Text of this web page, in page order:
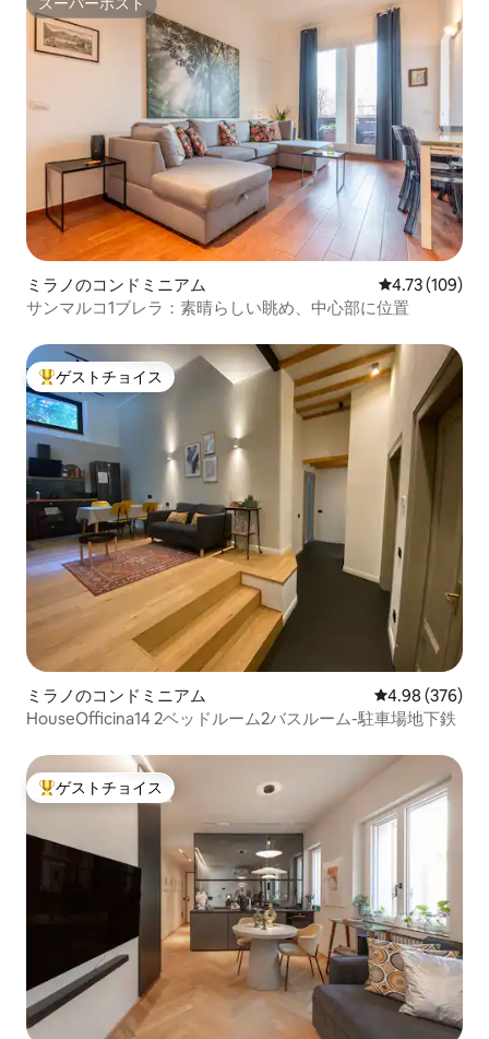
スーパーホスト
ミラノのコンドミニアム レビュー109
4.73 (109)
サンマルコ1ブレラ：素晴らしい眺め、中心部に位置
大好評のゲストチョイスです。
ゲストチョイス
ミラノのコンドミニアム レビュー376
4.98 (376)
HouseOfficina14 2ベッドルーム2バスルーム-駐車場地下鉄
大好評のゲストチョイスです。
ゲストチョイス